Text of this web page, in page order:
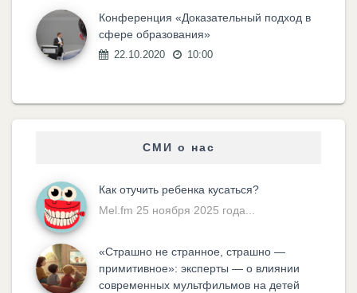
Конференция «Доказательный подход в
сфере образования»
22.10.2020 10:00
СМИ о нас
Как отучить ребенка кусаться?
Mel.fm 25 ноября 2025 года...
«Cтрашно не странное, страшно —
примитивное»: эксперты — о влиянии
современных мультфильмов на детей